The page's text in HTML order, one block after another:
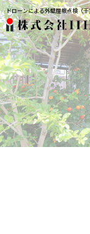
ドローンによる外壁屋根点検（